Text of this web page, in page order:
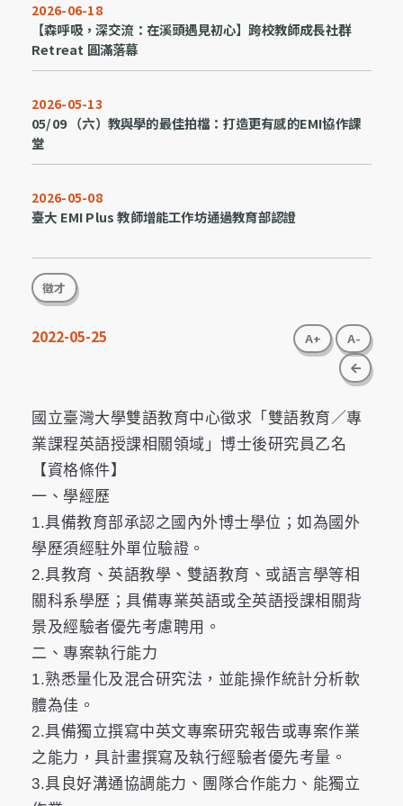
2022-05-25 A+
A-
go
國立臺灣大學雙語教育中心徵求「雙語教育／專
業課程英語授課相關領域」博士後研究員乙名
【資格條件】
一、學經歷
1.具備教育部承認之國內外博士學位；如為國外
學歷須經駐外單位驗證。
2.具教育、英語教學、雙語教育、或語言學等相
關科系學歷；具備專業英語或全英語授課相關背
景及經驗者優先考慮聘用。
二、專案執行能力
1.熟悉量化及混合研究法，並能操作統計分析軟
體為佳。
2.具備獨立撰寫中英文專案研究報告或專案作業
之能力，具計畫撰寫及執行經驗者優先考量。
3.具良好溝通協調能力、團隊合作能力、能獨立
2026-06-18
【森呼吸，深交流：在溪頭遇見初心】跨校教師成長社群
Retreat 圓滿落幕
2026-05-13
05/09 （六）教與學的最佳拍檔：打造更有感的EMI協作課
堂
2026-05-08
臺大 EMI Plus 教師增能工作坊通過教育部認證
徵才